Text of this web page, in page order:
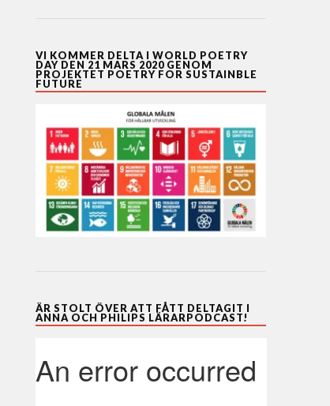
VI KOMMER DELTA I WORLD POETRY
DAY DEN 21 MARS 2020 GENOM
PROJEKTET POETRY FOR SUSTAINBLE
FUTURE
ÄR STOLT ÖVER ATT FÅTT DELTAGIT I
ANNA OCH PHILIPS LÄRARPODCAST!